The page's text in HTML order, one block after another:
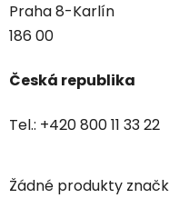
Praha 8-Karlín
186 00
Česká republika
Tel.: +420 800 11 33 22
Žádné produkty